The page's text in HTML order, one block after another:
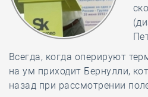
Всегда, когда оперируют
на ум приходит Бернулли,
назад при рассмотрении